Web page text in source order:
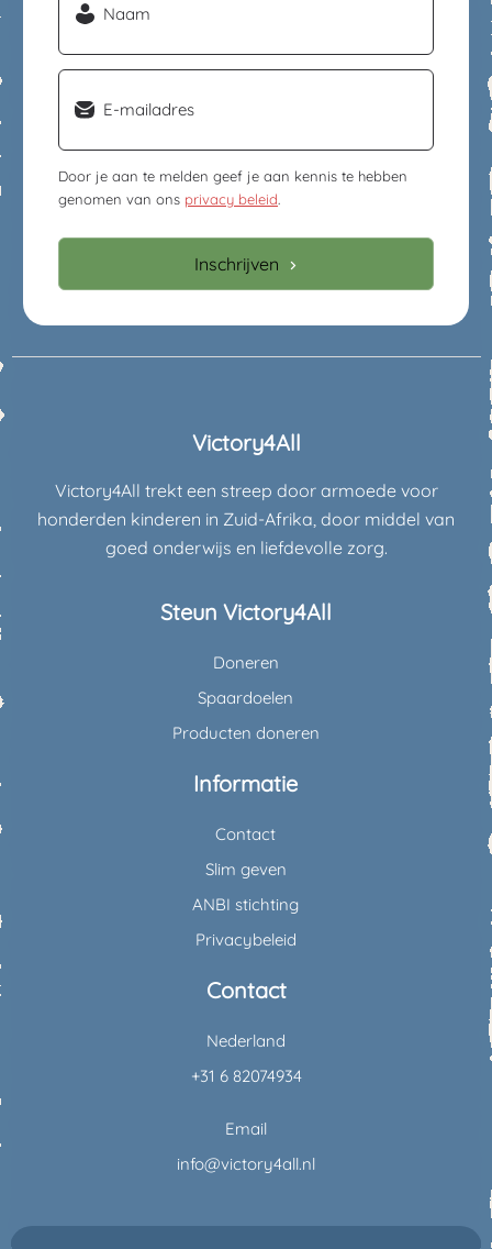
Email
Door je aan te melden geef je aan kennis te hebben
genomen van ons privacy beleid.
Inschrijven
Victory4All
Victory4All trekt een streep door armoede voor
honderden kinderen in Zuid-Afrika, door middel van
goed onderwijs en liefdevolle zorg.
Steun Victory4All
Doneren
Spaardoelen
Producten doneren
Informatie
Contact
Slim geven
ANBI stichting
Privacybeleid
Contact
Nederland
+31 6 82074934
Email
info@victory4all.nl